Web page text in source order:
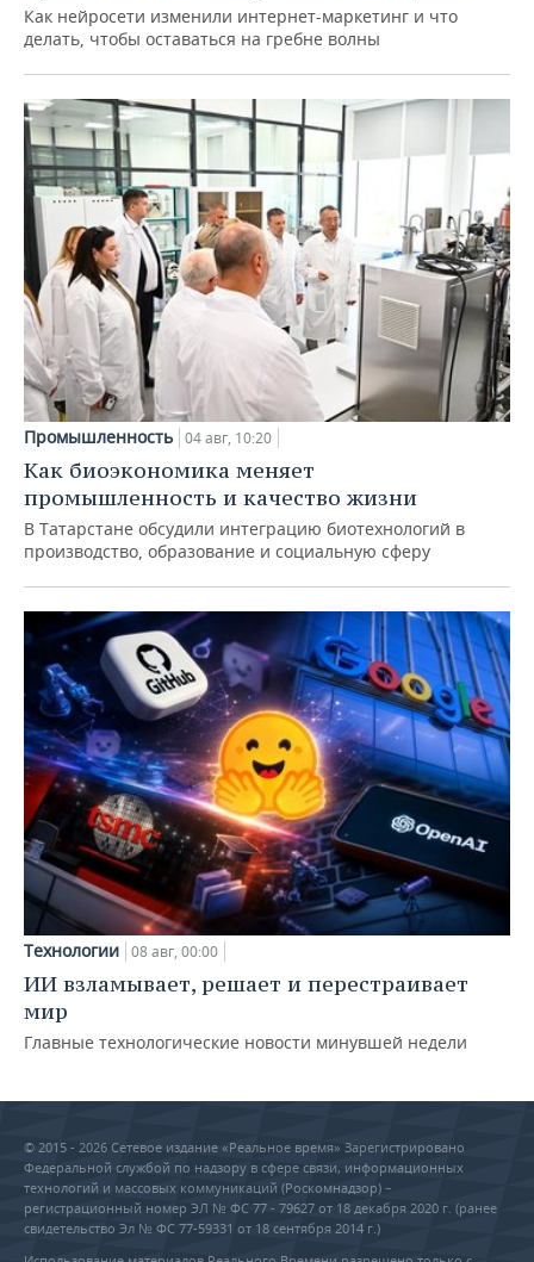
Как нейросети изменили интернет-маркетинг и что
делать, чтобы оставаться на гребне волны
Промышленность 04 авг, 10:20
Как биоэкономика меняет
промышленность и качество жизни
В Татарстане обсудили интеграцию биотехнологий в
производство, образование и социальную сферу
Технологии 08 авг, 00:00
ИИ взламывает, решает и перестраивает
мир
Главные технологические новости минувшей недели
© 2015 - 2026 Сетевое издание «Реальное время» Зарегистрировано
Федеральной службой по надзору в сфере связи, информационных
технологий и массовых коммуникаций (Роскомнадзор) –
регистрационный номер ЭЛ № ФС 77 - 79627 от 18 декабря 2020 г. (ранее
свидетельство Эл № ФС 77-59331 от 18 сентября 2014 г.)